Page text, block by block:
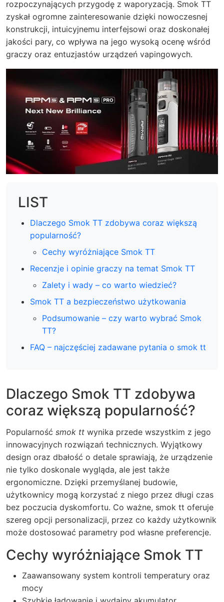
rozpoczynających przygodę z waporyzacją. Smok TT
zyskał ogromne zainteresowanie dzięki nowoczesnej
konstrukcji, intuicyjnemu interfejsowi oraz doskonałej
jakości pary, co wpływa na jego wysoką ocenę wśród
graczy oraz entuzjastów urządzeń vapingowych.
LIST
Dlaczego Smok TT zdobywa coraz większą
popularność?
Cechy wyróżniające Smok TT
Recenzje i opinie graczy na temat Smok TT
Zalety i wady – co warto wiedzieć?
Smok TT a bezpieczeństwo użytkowania
Podsumowanie – czy warto wybrać Smok
TT?
FAQ – najczęściej zadawane pytania o smok tt
Dlaczego Smok TT zdobywa
coraz większą popularność?
Popularność smok tt wynika przede wszystkim z jego
innowacyjnych rozwiązań technicznych. Wyjątkowy
design oraz dbałość o detale sprawiają, że urządzenie
nie tylko doskonale wygląda, ale jest także
ergonomiczne. Dzięki przemyślanej budowie,
użytkownicy mogą korzystać z niego przez długi czas
bez poczucia dyskomfortu. Co ważne, smok tt oferuje
szereg opcji personalizacji, przez co każdy użytkownik
może dostosować parametry pod własne preferencje.
Cechy wyróżniające Smok TT
Zaawansowany system kontroli temperatury oraz
mocy